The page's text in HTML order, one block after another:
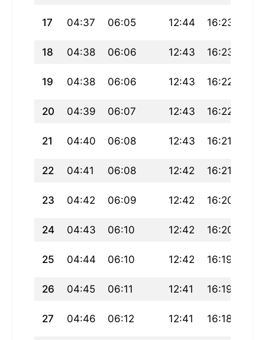
17 04:37 06:05 12:44 16:23
18 04:38 06:06 12:43 16:23
19 04:38 06:06 12:43 16:22
20 04:39 06:07 12:43 16:22
21 04:40 06:08 12:43 16:21
22 04:41 06:08 12:42 16:21
23 04:42 06:09 12:42 16:20
24 04:43 06:10 12:42 16:20
25 04:44 06:10 12:42 16:19
26 04:45 06:11 12:41 16:19
27 04:46 06:12 12:41 16:18